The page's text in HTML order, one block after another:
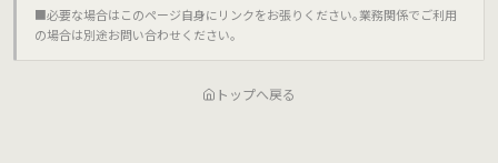
■必要な場合はこのページ自身にリンクをお張りください｡業務関係でご利用
の場合は別途お問い合わせください｡
トップへ戻る